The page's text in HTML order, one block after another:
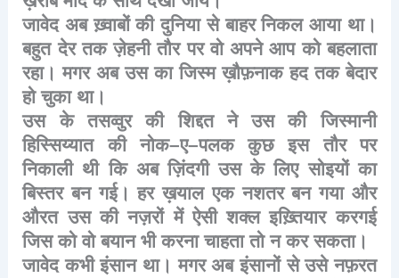
जावेद अब ख़्वाबों की दुनिया से बाहर निकल आया था।
बहुत देर तक ज़ेहनी तौर पर वो अपने आप को बहलाता
रहा। मगर अब उस का जिस्म ख़ौफ़नाक हद तक बेदार
हो चुका था।
उस
के तसव्वुर की शिद्दत ने उस की
जिस्मानी
हिस्सिय्यात
की नोक–ए–पलक कुछ इस तौर
पर
निकाली थी कि अब ज़िंदगी उस के लिए सोइयों का
बिस्तर बन गई। हर ख़याल एक नशतर बन गया और
औरत उस की नज़रों में ऐसी शक्ल इख़्तियार करगई
जिस को वो बयान भी करना चाहता तो न कर सकता।
जावेद कभी इंसान था। मगर अब इंसानों से उसे नफ़रत